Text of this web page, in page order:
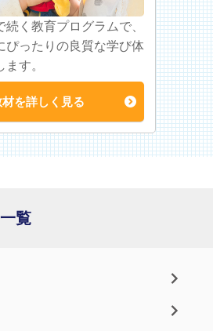
続く教育プログラムで、
ぴったりの良質な学び体
す。
材を詳しく見る
覧